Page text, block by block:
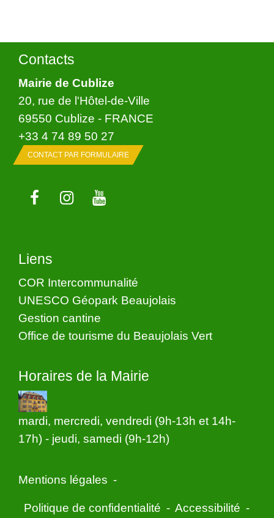
Contacts
Mairie de Cublize
20, rue de l'Hôtel-de-Ville
69550 Cublize - FRANCE
+33 4 74 89 50 27
CONTACT PAR FORMULAIRE
Liens
COR Intercommunalité
UNESCO Géopark Beaujolais
Gestion cantine
Office de tourisme du Beaujolais Vert
Horaires de la Mairie
mardi, mercredi, vendredi (9h-13h et 14h-
17h) - jeudi, samedi (9h-12h)
Mentions légales -
Politique de confidentialité - Accessibilité -